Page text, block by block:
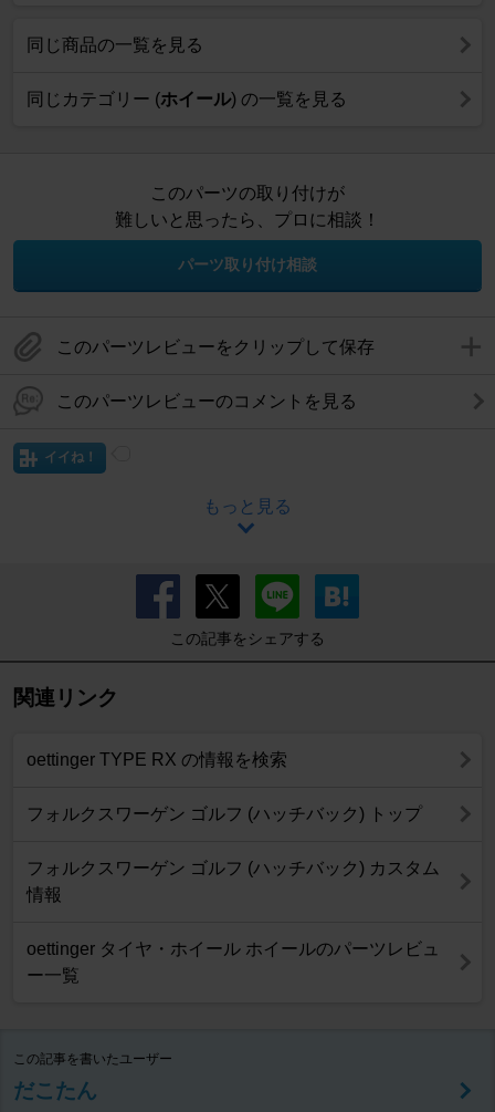
同じ商品の一覧を見る
同じカテゴリー (ホイール) の一覧を見る
このパーツの取り付けが
難しいと思ったら、プロに相談！
パーツ取り付け相談
このパーツレビューをクリップして保存
このパーツレビューのコメントを見る
イイね！
もっと見る
この記事をシェアする
関連リンク
oettinger TYPE RX の情報を検索
フォルクスワーゲン ゴルフ (ハッチバック) トップ
フォルクスワーゲン ゴルフ (ハッチバック) カスタム
情報
oettinger タイヤ・ホイール ホイールのパーツレビュ
ー一覧
この記事を書いたユーザー
だこたん